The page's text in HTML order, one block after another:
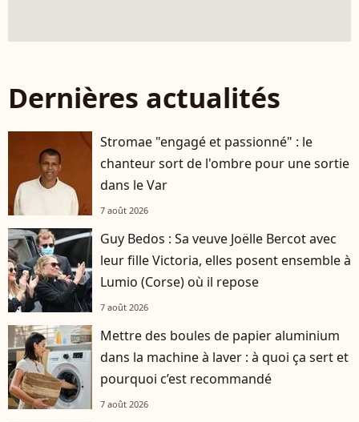
Dernières actualités
Stromae "engagé et passionné" : le
chanteur sort de l'ombre pour une sortie
dans le Var
7 août 2026
Guy Bedos : Sa veuve Joëlle Bercot avec
leur fille Victoria, elles posent ensemble à
Lumio (Corse) où il repose
7 août 2026
Mettre des boules de papier aluminium
dans la machine à laver : à quoi ça sert et
pourquoi c’est recommandé
7 août 2026